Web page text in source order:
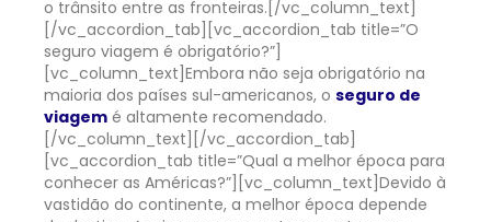
o trânsito entre as fronteiras. [/vc_column_text]
[/vc_accordion_tab][vc_accordion_tab title=”O
seguro viagem é obrigatório?”]
[vc_column_text]Embora não seja obrigatório na
maioria dos países sul-americanos, o seguro de
viagem é altamente recomendado.
[/vc_column_text][/vc_accordion_tab]
[vc_accordion_tab title=”Qual a melhor época para
conhecer as Américas?”][vc_column_text]Devido à
vastidão do continente, a melhor época depende